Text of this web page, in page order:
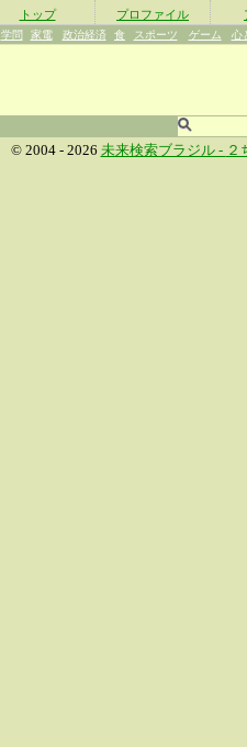
トップ プロファイル
学問 家電 政治経済 食 スポーツ ゲーム 心
© 2004 - 2026 未来検索ブラジル - ２